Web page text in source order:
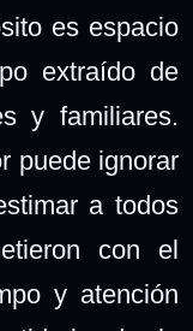
es espacio
extraído de
y familiares.
puede ignorar
a todos
con el
y atención